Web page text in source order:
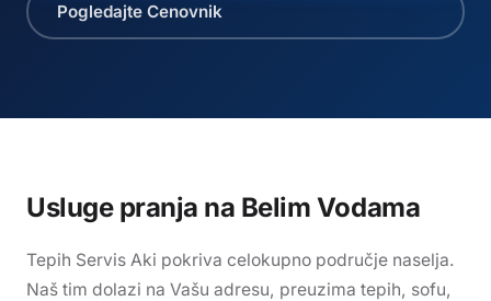
Pogledajte Cenovnik
Usluge pranja na Belim Vodama
Tepih Servis Aki pokriva celokupno područje naselja.
Naš tim dolazi na Vašu adresu, preuzima tepih, sofu,